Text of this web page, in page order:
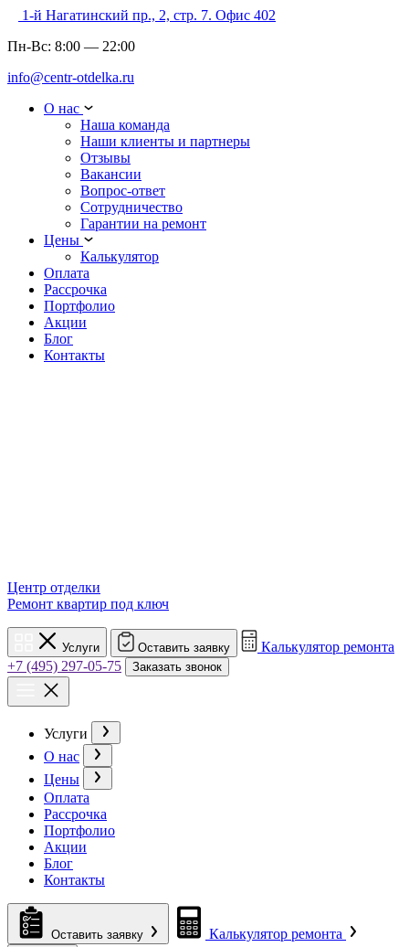
1-й Нагатинский пр., 2, стр. 7. Офис 402
Пн-Вс: 8:00 — 22:00
info@centr-otdelka.ru
О нас
Наша команда
Наши клиенты и партнеры
Отзывы
Вакансии
Вопрос-ответ
Сотрудничество
Гарантии на ремонт
Цены
Калькулятор
Оплата
Рассрочка
Портфолио
Акции
Блог
Контакты
Центр отделки
Ремонт квартир под ключ
Услуги Оставить заявку
Калькулятор ремонта
+7 (495) 297-05-75
Заказать звонок
Услуги
О нас
Цены
Оплата
Рассрочка
Портфолио
Акции
Блог
Контакты
Оставить заявку Калькулятор ремонта